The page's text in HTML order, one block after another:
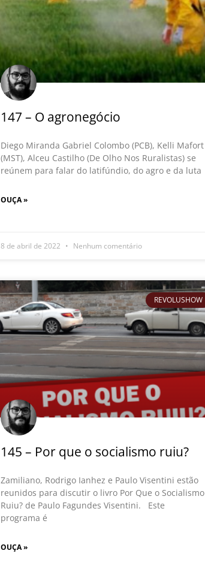
147 – O agronegócio
Diego Miranda Gabriel Colombo (PCB), Kelli Mafort
(MST), Alceu Castilho (De Olho Nos Ruralistas) se
reúnem para falar do latifúndio, do agro e da luta
OUÇA »
8 de abril de 2022 Nenhum comentário
REVOLUSHOW
145 – Por que o socialismo ruiu?
Zamiliano, Rodrigo Ianhez e Paulo Visentini estão
reunidos para discutir o livro Por Que o Socialismo
Ruiu? de Paulo Fagundes Visentini. Este
programa é
OUÇA »